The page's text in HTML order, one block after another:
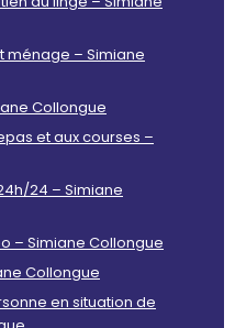
ménage – Simiane
Collongue
et aux courses –
24 – Simiane
– Simiane Collongue
Collongue
en situation de